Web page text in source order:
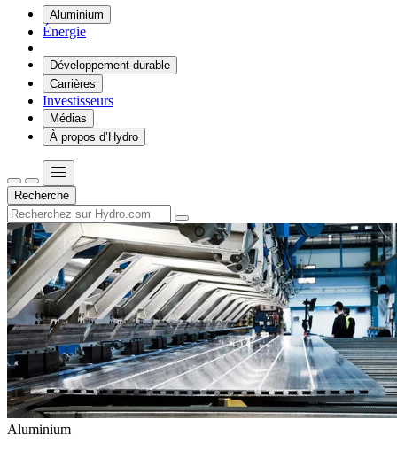
Aluminium
Énergie
Développement durable
Carrières
Investisseurs
Médias
À propos d’Hydro
Recherche
Aluminium